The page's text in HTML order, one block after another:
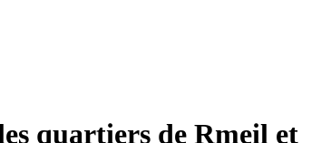
quartiers de Rmeil et